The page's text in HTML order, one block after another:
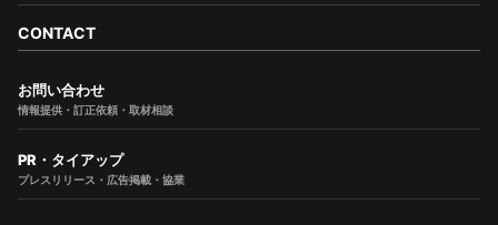
CONTACT
お問い合わせ
情報提供・訂正依頼・取材相談
PR・タイアップ
プレスリリース・広告掲載・協業